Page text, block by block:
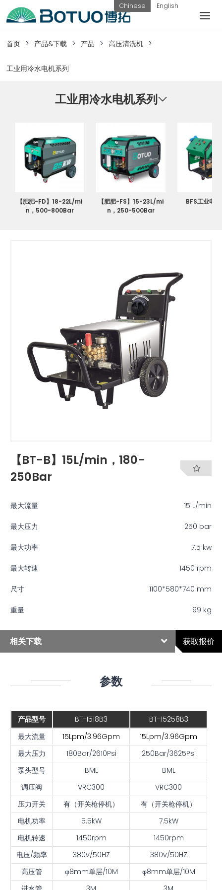
我们
0576-
82338802
价
们
首页 产品&下载 产品 高压清洗机
工业用冷水电机系列
工业用冷水电机系列
【肥肥-FD】18-22L/mi
n，500-800Bar
【肥肥-FS】15-23L/mi
n，250-500Bar
BFS工业电
【BT-B】15L/min，180-
250Bar
最大流量 15 L/min
最大压力 250 bar
最大功率 7.5 kw
最大转速 1450 rpm
尺寸 1100*580*740 mm
重量 99 kg
相关下载
概述
应用领域
相关下载
获取报价
参数
产品型号 BT-1518B3
BT-15258B3
最大流量
15Lpm/3.96Gpm
15Lpm/3.96Gpm
最大压力
180Bar/2610Psi
250Bar/3625Psi
泵头型号
BML
BML
调压阀
VRC300
VRC300
压力开关
有（开关枪停机）
有（开关枪停机）
电机功率
5.5kW
7.5kW
电机转速
1450rpm
1450rpm
电压/频率
380v/50HZ
380v/50HZ
高压管
φ8mm单层/10M
φ8mm单层/10M
Chinese English